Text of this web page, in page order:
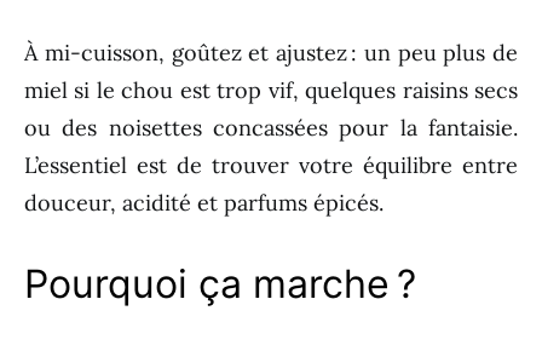
À mi-cuisson, goûtez et ajustez : un peu plus de
miel si le chou est trop vif, quelques raisins secs
ou des noisettes concassées pour la fantaisie.
L’essentiel est de trouver votre équilibre entre
douceur, acidité et parfums épicés.
Pourquoi ça marche ?